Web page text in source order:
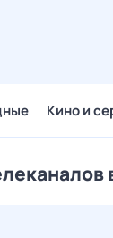
Кино и